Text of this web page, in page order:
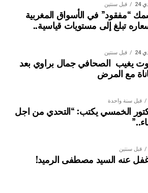
24 قبل سنتين
“مفقود” في الأسواق المغربية
تبلغ إلى مستويات قياسية..
24 قبل سنتين
يغيب الصحافي جمال براوي بعد
مع المرض
قبل سنة واحدة
الخمسي يكتب: “التحدي من اجل
قبل سنتين
عنه السيد مصطفى الرميد!